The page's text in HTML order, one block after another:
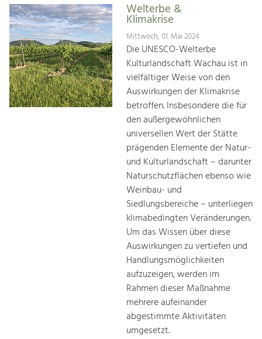
Welterbe &
Klimakrise
Mittwoch, 01. Mai 2024
Die UNESCO-Welterbe
Kulturlandschaft Wachau ist in
vielfältiger Weise von den
Auswirkungen der Klimakrise
betroffen. Insbesondere die für
den außergewöhnlichen
universellen Wert der Stätte
prägenden Elemente der Natur-
und Kulturlandschaft – darunter
Naturschutzflächen ebenso wie
Weinbau- und
Siedlungsbereiche – unterliegen
klimabedingten Veränderungen.
Um das Wissen über diese
Auswirkungen zu vertiefen und
Handlungsmöglichkeiten
aufzuzeigen, werden im
Rahmen dieser Maßnahme
mehrere aufeinander
abgestimmte Aktivitäten
umgesetzt.